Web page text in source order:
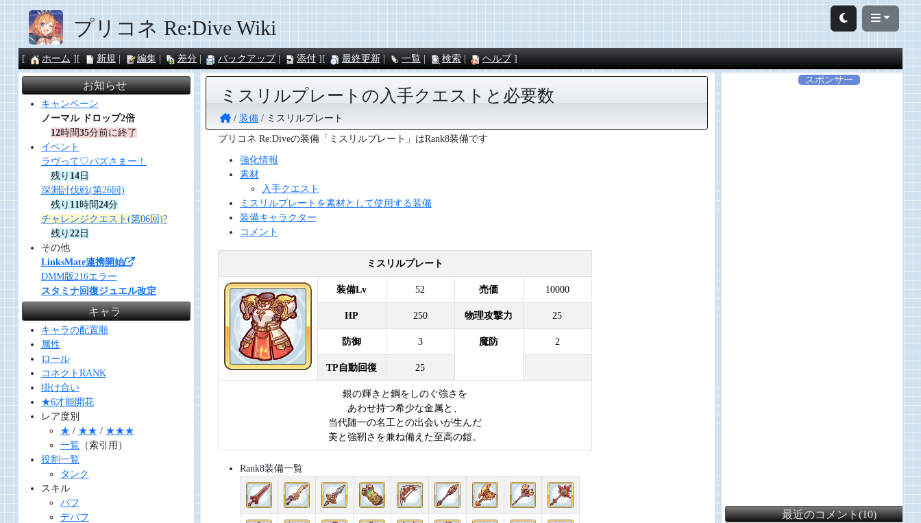
プリコネ Re:Dive Wiki
ホーム 新規 編集 差分 バックアップ 添付 最終更新 一覧 検索 ヘルプ
ミスリルプレートの入手クエストと必要数
装備
ミスリルプレート
プリコネ Re:Diveの装備「ミスリルプレート」はRank8装備です
強化情報
素材
入手クエスト
ミスリルプレートを素材として使用する装備
装備キャラクター
コメント
ミスリルプレート
装備Lv 52 売価 10000
HP 250 物理攻撃力 25
防御 3 魔防 2
TP自動回復 25
銀の輝きと鋼をしのぐ強さを
あわせ持つ希少な金属と、
当代随一の名工との出会いが生んだ
美と強靭さを兼ね備えた至高の鎧。
Rank8装備一覧
お知らせ
キャンペーン
ノーマル ドロップ2倍
12時間35分前に終了
イベント
ラヴって♡バズさまー！
残り 14日
深淵討伐戦(第26回)
残り 11時間24分
チャレンジクエスト(第06回)?
残り 22日
その他
LinksMate連携開始
DMM版216エラー
スタミナ回復ジュエル改定
キャラ
キャラの配置順
属性
ロール
コネクトRANK
掛け合い
★6才能開花
レア度別
★ / ★★ / ★★★
一覧（索引用）
役割一覧
タンク
スキル
バフ
デバフ
スポンサー
最近のコメント(10)